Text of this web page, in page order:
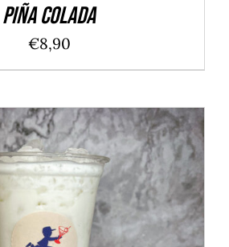
Piña Colada
€8,90
DETAILS